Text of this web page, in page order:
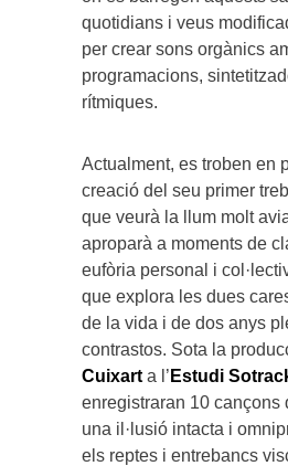
quotidians i veus
per crear sons orgànics
programacions,
rítmiques.
Actualment, es troben en
creació del seu primer
que veurà la llum molt
aproparà a moments de
eufòria personal i
que explora les dues
de la vida i de dos anys
contrastos. Sota la
Cuixart a l’ Estudi
enregistraran 10 cançons
una il·lusió intacta i
els reptes i entrebancs